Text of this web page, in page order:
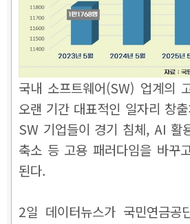
국내 소프트웨어(SW) 업계의
오랜 기간 대표적인 일자리 창
SW 기업들이 경기 침체, AI 활
축소 등 고용 패러다임을 바꾸
된다.
2일 데이터뉴스가 국민연금공